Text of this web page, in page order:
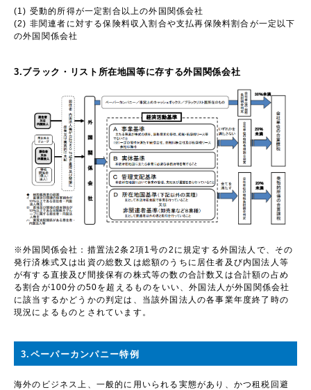
(1) 受動的所得が一定割合以上の外国関係会社
(2) 非関連者に対する保険料収入割合や支払再保険料割合が一定以下
の外国関係会社
3.ブラック・リスト所在地国等に存する外国関係会社
※外国関係会社：措置法2条 2項1号の2 に規定する外国法人で、その
発行済株式又は出資の総数又は総額のうちに居住者及び内国法人等
が有する直接及び間接保有の株式等の数の合計数又は合計額の占め
る割合が100分の50を超えるものをいい、外国法人が外国関係会社
に該当するかどうかの判定は、当該外国法人の各事業年度終了時の
現況によるものとされています。
3.ペーパーカンパニー特例
海外のビジネス上、一般的に用いられる実態があり、かつ租税回避